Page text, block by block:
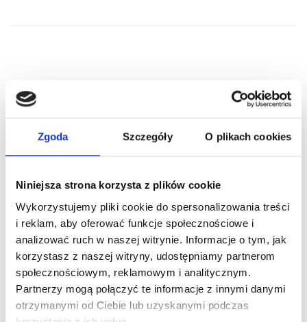
Zgoda Szczegóły O plikach cookies
Niniejsza strona korzysta z plików cookie
Wykorzystujemy pliki cookie do spersonalizowania treści
i reklam, aby oferować funkcje społecznościowe i
analizować ruch w naszej witrynie. Informacje o tym, jak
korzystasz z naszej witryny, udostępniamy partnerom
społecznościowym, reklamowym i analitycznym.
Partnerzy mogą połączyć te informacje z innymi danymi
otrzymanymi od Ciebie lub uzyskanymi podczas
RELATED PRODUCTS
ARTICLE:194949
Cable drum M102-
ARTICLE:110020
Cable drum M134-